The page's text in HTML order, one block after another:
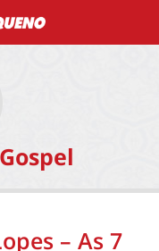
– As 7